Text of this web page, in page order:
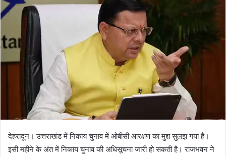
देहरादून। उत्तराखंड में निकाय चुनाव में ओबीसी आरक्षण का मुद्दा सुलझ गया है।
इसी महीने के अंत में निकाय चुनाव की अधिसूचना जारी हो सकती है। राजभवन ने